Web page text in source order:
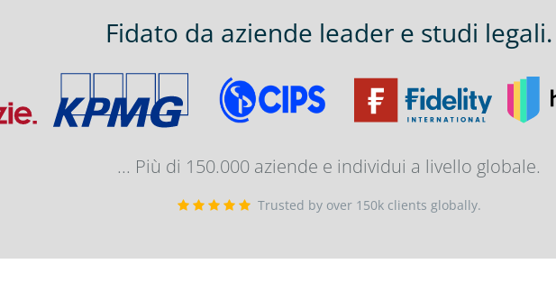
Fidato da aziende leader e studi legali.
... Più di 150.000 aziende e individui a livello globale.
Trusted by over 150k clients globally.